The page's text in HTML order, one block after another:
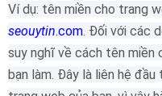
Ví dụ: tên miền cho trang
seouytin.com. Đối với các
suy nghĩ về cách tên miền
bạn làm. Đây là liên hệ đầu